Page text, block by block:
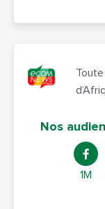
Nos
1M